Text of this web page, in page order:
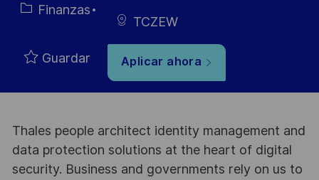
empleo
Categoría
Finanzas
TCZEW
Guardar Aplicar ahora
Thales people architect identity management and
data protection solutions at the heart of digital
security. Business and governments rely on us to